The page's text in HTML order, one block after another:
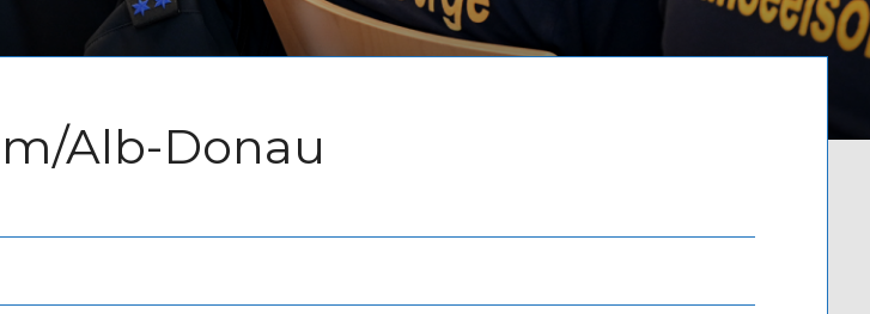
Alb-Donau